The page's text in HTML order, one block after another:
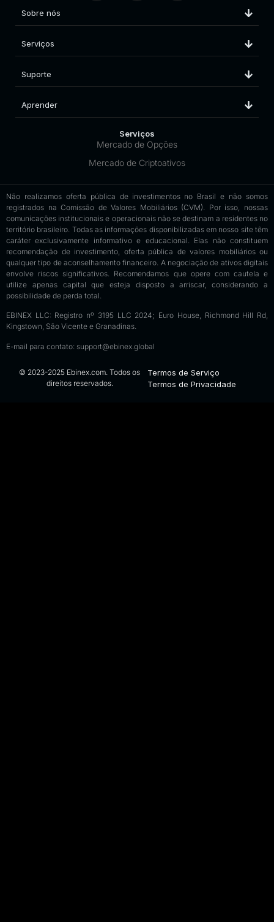
Sobre nós
Serviços
Suporte
Aprender
Serviços
Mercado de Opções
Mercado de Criptoativos
Não realizamos oferta pública de investimentos no Brasil e não somos
registrados na Comissão de Valores Mobiliários (CVM). Por isso, nossas
comunicações institucionais e operacionais não se destinam a residentes no
território brasileiro. Todas as informações disponibilizadas em nosso site têm
caráter exclusivamente informativo e educacional. Elas não constituem
recomendação de investimento, oferta pública de valores mobiliários ou
qualquer tipo de aconselhamento financeiro. A negociação de ativos digitais
envolve riscos significativos. Recomendamos que opere com cautela e
utilize apenas capital que esteja disposto a arriscar, considerando a
possibilidade de perda total.
EBINEX LLC: Registro nº 3195 LLC 2024; Euro House, Richmond Hill Rd,
Kingstown, São Vicente e Granadinas.
E-mail para contato: support@ebinex.global
© 2023-2025 Ebinex.com. Todos os
direitos reservados.
Termos de Serviço
Termos de Privacidade